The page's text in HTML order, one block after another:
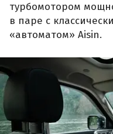
турбомотором
в паре с
«автоматом» Aisin.